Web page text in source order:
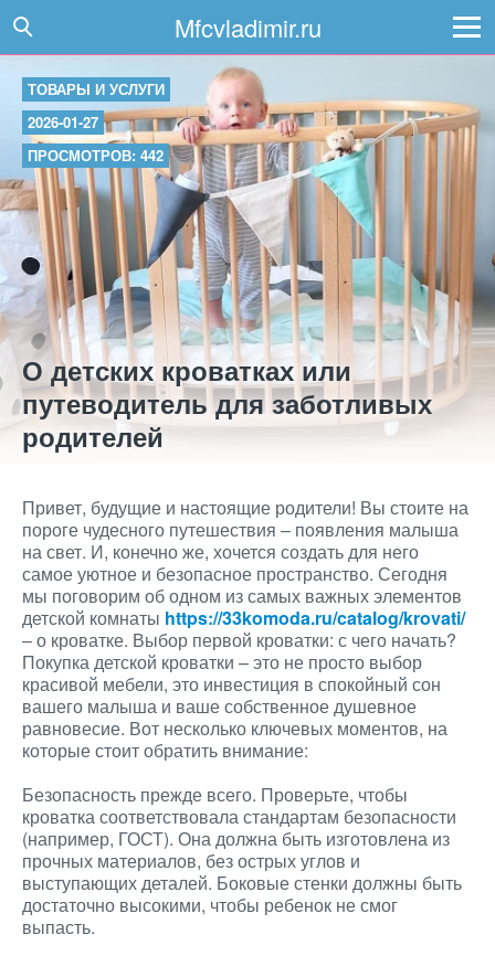
Mfcvladimir.ru
ТОВАРЫ И УСЛУГИ
2026-01-27
ПРОСМОТРОВ: 442
О детских кроватках или
путеводитель для заботливых
родителей
Привет, будущие и настоящие родители! Вы стоите на
пороге чудесного путешествия – появления малыша
на свет. И, конечно же, хочется создать для него
самое уютное и безопасное пространство. Сегодня
мы поговорим об одном из самых важных элементов
детской комнаты https://33komoda.ru/catalog/krovati/
– о кроватке. Выбор первой кроватки: с чего начать?
Покупка детской кроватки – это не просто выбор
красивой мебели, это инвестиция в спокойный сон
вашего малыша и ваше собственное душевное
равновесие. Вот несколько ключевых моментов, на
которые стоит обратить внимание:
Безопасность прежде всего. Проверьте, чтобы
кроватка соответствовала стандартам безопасности
(например, ГОСТ). Она должна быть изготовлена из
прочных материалов, без острых углов и
выступающих деталей. Боковые стенки должны быть
достаточно высокими, чтобы ребенок не смог
выпасть.